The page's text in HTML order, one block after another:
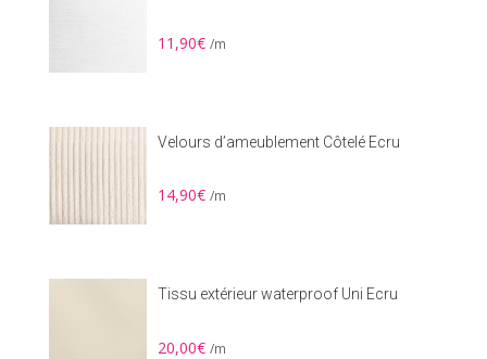
11,90€ /m
Velours d’ameublement Côtelé Ecru
14,90€ /m
Tissu extérieur waterproof Uni Ecru
20,00€ /m